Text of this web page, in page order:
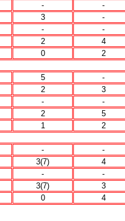
- -
3 -
- -
2 4
0 2
5 -
2 3
- -
2 5
1 2
- -
3(7) 4
- -
3(7) 3
0 4